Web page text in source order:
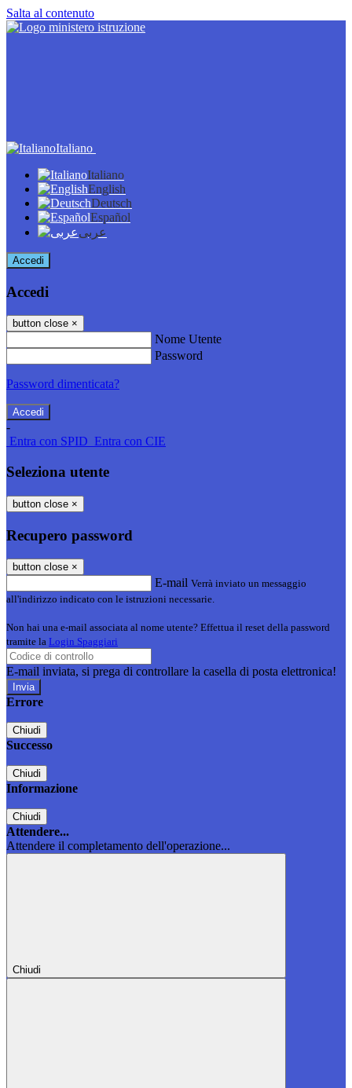
Salta al contenuto
Italiano
Italiano
English
Deutsch
Español
عربى
Accedi
Accedi
button close ×
Nome Utente
Password
Password dimenticata?
-
Entra con SPID Entra con CIE
Seleziona utente
button close ×
Recupero password
button close ×
E-mail Verrà inviato un messaggio
all'indirizzo indicato con le istruzioni necessarie.
Non hai una e-mail associata al nome utente? Effettua il reset della password
tramite la Login Spaggiari
E-mail inviata, si prega di controllare la casella di posta elettronica!
Errore
Chiudi
Successo
Chiudi
Informazione
Chiudi
Attendere...
Attendere il completamento dell'operazione...
Chiudi